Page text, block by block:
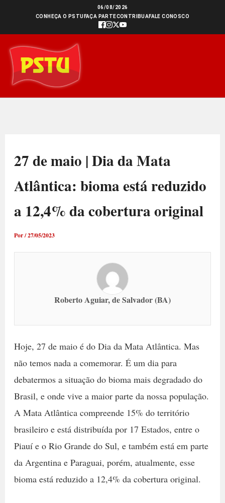
conteúdo
06/08/2026
CONHEÇA O PSTU FAÇA PARTECONTRIBUAFALE CONOSCO
27 de maio | Dia da Mata
Atlântica: bioma está reduzido
a 12,4% da cobertura original
Por/27/05/2023
Roberto Aguiar, de Salvador (BA)
Hoje, 27 de maio é do Dia da Mata Atlântica. Mas
não temos nada a comemorar. É um dia para
debatermos a situação do bioma mais degradado do
Brasil, e onde vive a maior parte da nossa população.
A Mata Atlântica compreende 15% do território
brasileiro e está distribuída por 17 Estados, entre o
Piauí e o Rio Grande do Sul, e também está em parte
da Argentina e Paraguai, porém, atualmente, esse
bioma está reduzido a 12,4% da cobertura original.